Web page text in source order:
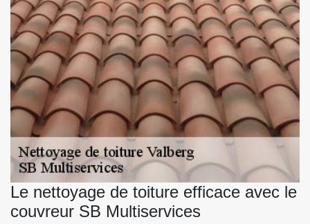
Le nettoyage de toiture efficace avec le
couvreur SB Multiservices